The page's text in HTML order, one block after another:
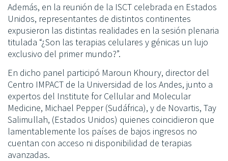
Además, en la reunión de la ISCT celebrada en Estados
Unidos, representantes de distintos continentes
expusieron las distintas realidades en la sesión plenaria
titulada “¿Son las terapias celulares y génicas un lujo
exclusivo del primer mundo?”.
En dicho panel participó Maroun Khoury, director del
Centro IMPACT de la Universidad de los Andes, junto a
expertos del Institute for Cellular and Molecular
Medicine, Michael Pepper (Sudáfrica), y de Novartis, Tay
Salimullah, (Estados Unidos) quienes coincidieron que
lamentablemente los países de bajos ingresos no
cuentan con acceso ni disponibilidad de terapias
avanzadas.